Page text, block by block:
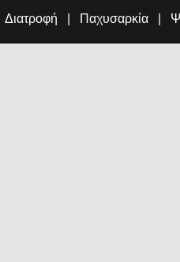
Διατροφή Παχυσαρκία